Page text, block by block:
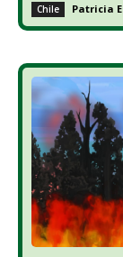
Chile Patricia